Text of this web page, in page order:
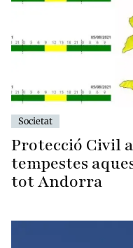
Societat
Protecció Civil
tempestes
tot Andorra